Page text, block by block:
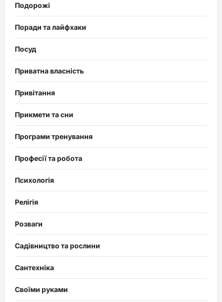
Подорожі
Поради та лайфхаки
Посуд
Приватна власність
Привітання
Прикмети та сни
Програми тренування
Професії та робота
Психологія
Релігія
Розваги
Садівництво та рослини
Сантехніка
Своїми руками